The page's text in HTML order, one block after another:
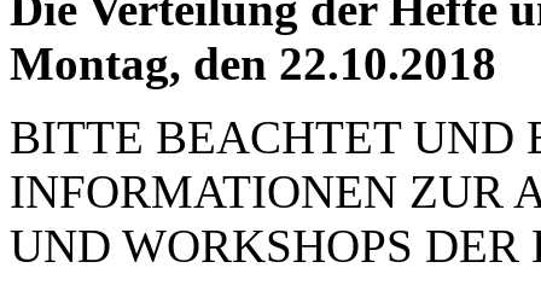
Montag, den 22.10.2018
BITTE BEACHTET UND
INFORMATIONEN ZUR
UND WORKSHOPS